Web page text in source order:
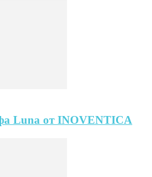
Luna от INOVENTICA